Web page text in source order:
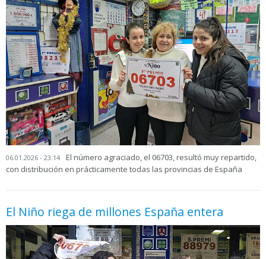
06.01.2026 - 23:14
El número agraciado, el 06703, resultó muy repartido,
con distribución en prácticamente todas las provincias de España
El Niño riega de millones España entera